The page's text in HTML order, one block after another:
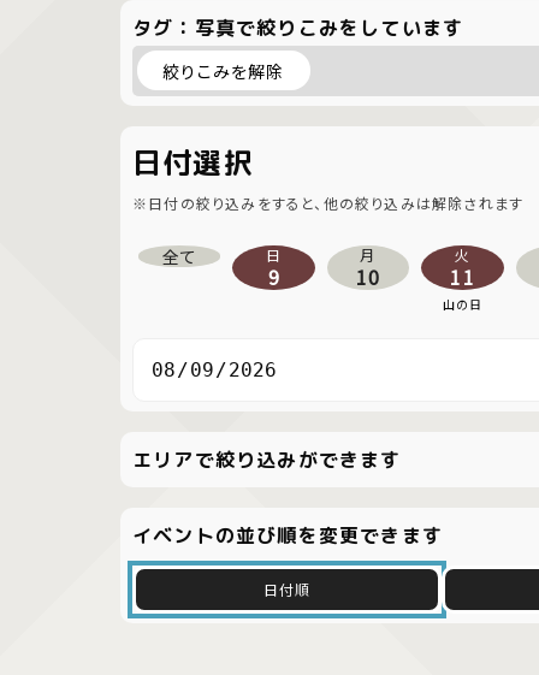
タグ：写真で絞りこみをしています
絞りこみを解除
日付選択
※日付の絞り込みをすると、他の絞り込みは解除されます
全て 日
9
月
10
火
11
山の日
エリアで絞り込みができます
イベントの並び順を変更できます
日付順